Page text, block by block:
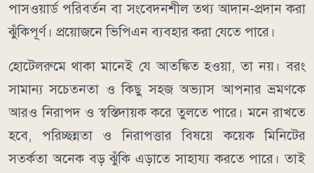
পাসওয়ার্ড পরিবর্তন বা সংবেদনশীল তথ্য আদান-প্রদান করা
ঝুঁকিপূর্ণ। প্রয়োজনে ভিপিএন ব্যবহার করা যেতে পারে।
হোটেলরুমে থাকা মানেই যে আতঙ্কিত হওয়া, তা নয়। বরং
সামান্য সচেতনতা ও কিছু সহজ অভ্যাস আপনার ভ্রমণকে
আরও নিরাপদ ও স্বস্তিদায়ক করে তুলতে পারে। মনে রাখতে
হবে, পরিচ্ছন্নতা ও নিরাপত্তার বিষয়ে কয়েক মিনিটের
সতর্কতা অনেক বড় ঝুঁকি এড়াতে সাহায্য করতে পারে। তাই